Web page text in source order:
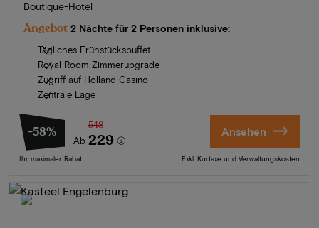
Boutique-Hotel
Angebot 2 Nächte für 2 Personen inklusive:
Tägliches Frühstücksbuffet
Royal Room Zimmerupgrade
Zugriff auf Holland Casino
Zentrale Lage
-58%
Ab
548
229
Ihr maximaler Rabatt
Ansehen
Exkl. Kurtaxe und Verwaltungskosten